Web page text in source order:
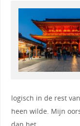
logisch in de rest
heen wilde. Mijn